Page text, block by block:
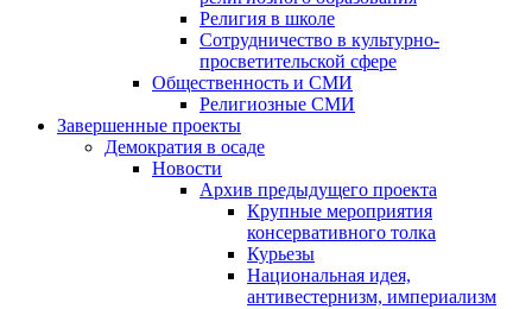
Религия в школе
Сотрудничество в культурно-
просветительской сфере
Общественность и СМИ
Религиозные СМИ
Завершенные проекты
Демократия в осаде
Новости
Архив предыдущего проекта
Крупные мероприятия
консервативного толка
Курьезы
Национальная идея,
антивестернизм, империализм